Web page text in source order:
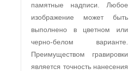
памятные надписи. Любое
изображение может быть
выполнено в цветном или
черно-белом варианте.
Преимуществом гравировки
является точность нанесения